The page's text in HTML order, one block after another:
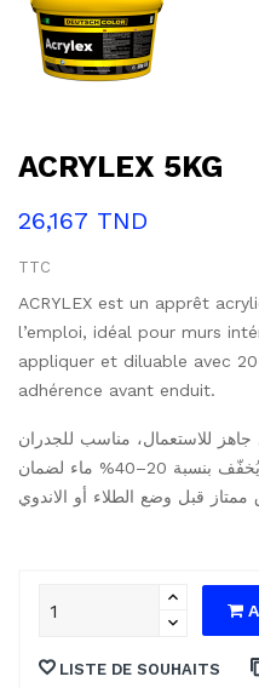
ACRYLEX 5KG
26,167 TND
TTC
ACRYLEX est un apprêt
l’emploi, idéal pour murs
appliquer et diluable avec
adhérence avant enduit.
جاهز للاستعمال، مناسب للجدران
الداخلية والخارجية، سهل التطبيق ويُخفّف بنسبة 20–40% ماء لضمان
LISTE DE SOUHAITS